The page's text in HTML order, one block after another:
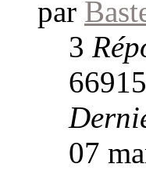
par
3
66915
07